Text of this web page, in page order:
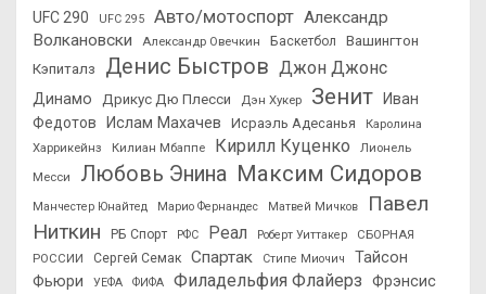
UFC 290 UFC 295 Авто/мотоспорт Александр
Волкановски
Александр Овечкин Баскетбол
Вашингтон
Кэпиталз
Денис Быстров Джон Джонс
Динамо Дрикус Дю Плесси Дэн Хукер Зенит
Иван
Федотов
Ислам Махачев Исраэль Адесанья
Каролина
Харрикейнз
Килиан Мбаппе Кирилл Куценко
Лионель
Месси
Любовь Энина Максим Сидоров
Манчестер Юнайтед Марио Фернандес Матвей Мичков
Павел
Ниткин
РБ Спорт РФС Реал Роберт Уиттакер
СБОРНАЯ
РОССИИ
Сергей Семак Спартак Стипе Миочич
Тайсон
Фьюри
УЕФА ФИФА Филадельфия Флайерз Фрэнсис